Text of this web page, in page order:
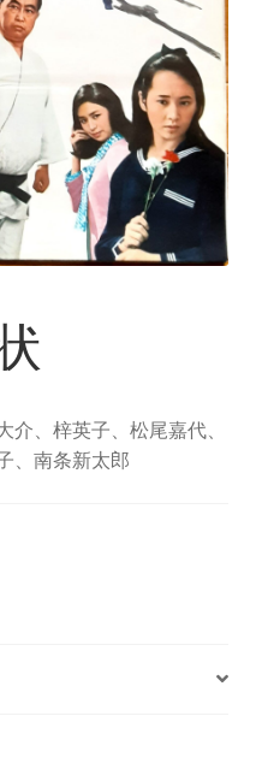
、梓英子、松尾嘉代、
、南条新太郎